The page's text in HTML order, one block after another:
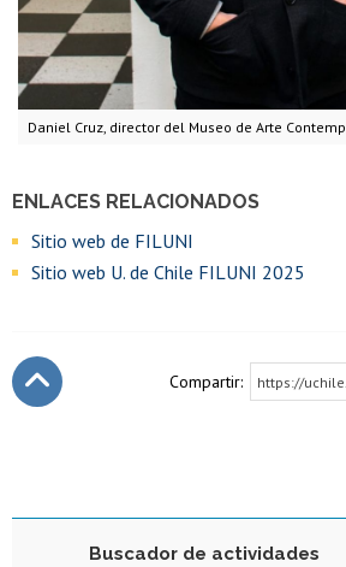
Daniel Cruz, director del Museo de Arte
ENLACES RELACIONADOS
Sitio web de FILUNI
Sitio web U. de Chile FILUNI 2025
Compartir: https://
Buscador de actividades